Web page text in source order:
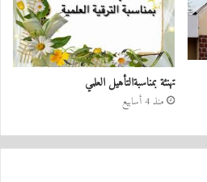
تهنئة بمناسبةالتأهيل العلمي
منذ 4 أسابيع